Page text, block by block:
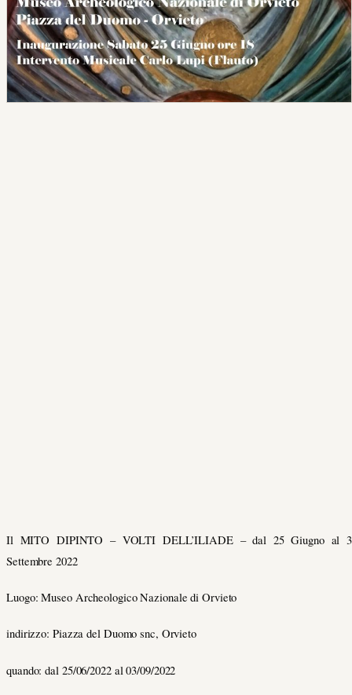
Il MITO DIPINTO – VOLTI DELL’ILIADE – dal 25 Giugno al 3
Settembre 2022
Luogo: Museo Archeologico Nazionale di Orvieto
indirizzo: Piazza del Duomo snc, Orvieto
quando: dal 25/06/2022 al 03/09/2022